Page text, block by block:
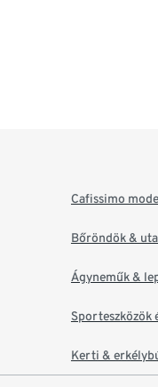
Cafissimo
Bőröndök &
Ágyneműk &
Sporteszközök
Kerti &